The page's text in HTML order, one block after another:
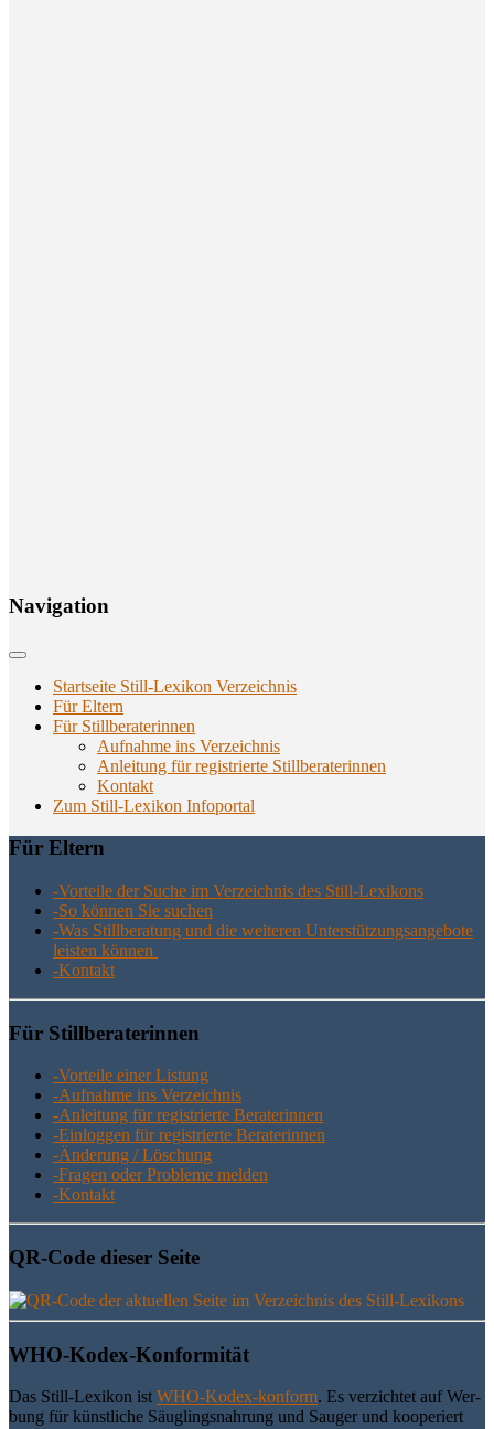
Navi­ga­ti­on
Startseite Still-Lexikon Verzeichnis
Für Eltern
Für Stillberaterinnen
Aufnahme ins Verzeichnis
Anlei­tung für regis­trier­te Stillberaterinnen
Kon­takt
Zum Still-Lexikon Infoportal
Für Eltern
-Vor­tei­le der Suche im Ver­zeich­nis des Still-Lexikons
-So kön­nen Sie suchen
-Was Still­be­ra­tung und die wei­te­ren Unter­stüt­zungs­an­ge­bo­te
leis­ten können
-Kon­takt
Für Still­be­ra­te­rin­nen
-Vor­tei­le einer Listung
-Auf­nah­me ins Verzeichnis
-Anlei­tung für regis­trier­te Beraterinnen
-Ein­log­gen für regis­trier­te Beraterinnen
-Ände­rung / Löschung
-Fra­gen oder Pro­ble­me melden
-Kon­takt
QR-Code die­ser Seite
WHO-Kodex-Kon­for­mi­tät
Das Still-Lexi­kon ist WHO-Kodex-kon­form. Es ver­zich­tet auf Wer­
bung für künst­li­che Säug­lings­nah­rung und Sau­ger und koope­riert